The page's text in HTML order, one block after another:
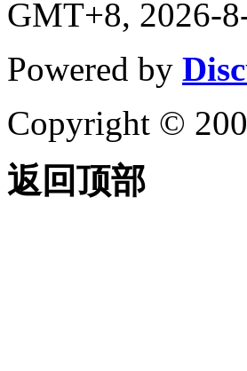
GMT+8, 2026-
Powered by
Copyright ©
返回顶部